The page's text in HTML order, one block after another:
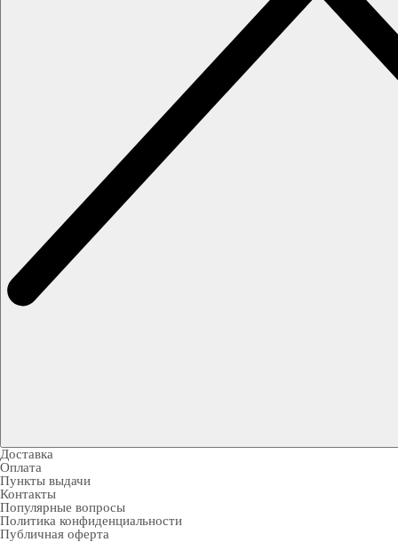
Доставка
Оплата
Пункты выдачи
Контакты
Популярные вопросы
Политика конфиденциальности
Публичная оферта